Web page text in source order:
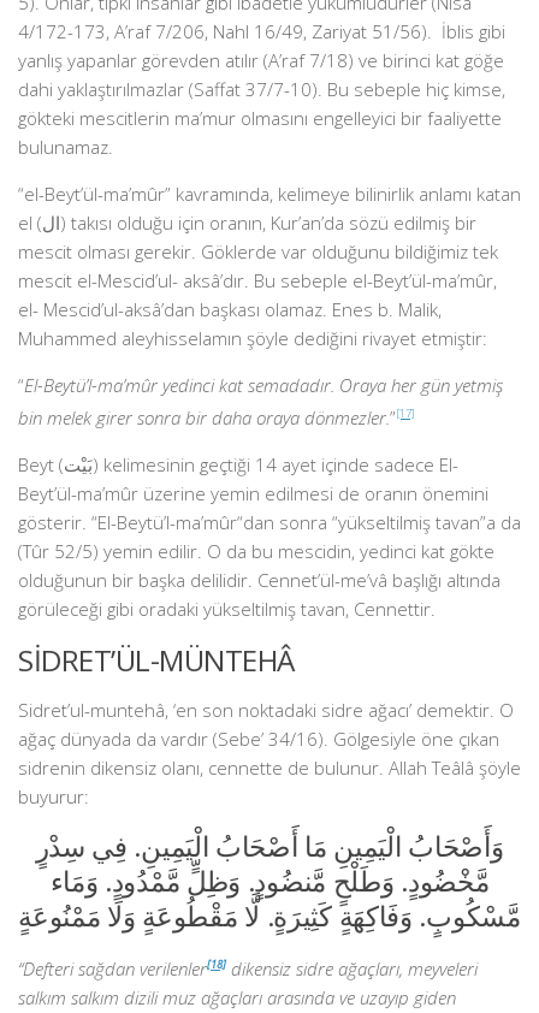
4/172-173, A’raf 7/206, Nahl 16/49, Zariyat 51/56). İblis gibi
yanlış yapanlar görevden atılır (A’raf 7/18) ve birinci kat göğe
dahi yaklaştırılmazlar (Saffat 37/7-10). Bu sebeple hiç kimse,
gökteki mescitlerin ma’mur olmasını engelleyici bir faaliyette
bulunamaz.
“el-Beyt’ül-ma’mûr” kavramında, kelimeye bilinirlik anlamı katan
el (ال) takısı olduğu için oranın, Kur’an’da sözü edilmiş bir
mescit olması gerekir. Göklerde var olduğunu bildiğimiz tek
mescit el-Mescid’ul- aksâ’dır. Bu sebeple el-Beyt’ül-ma’mûr,
el- Mescid’ul-aksâ’dan başkası olamaz. Enes b. Malik,
Muhammed aleyhisselamın şöyle dediğini rivayet etmiştir:
“El-Beytü’l-ma’mûr yedinci kat semadadır. Oraya her gün yetmiş
bin melek girer sonra bir daha oraya dönmezler.”[17]
Beyt (بَيْت) kelimesinin geçtiği 14 ayet içinde sadece El-
Beyt’ül-ma’mûr üzerine yemin edilmesi de oranın önemini
gösterir. “El-Beytü’l-ma’mûr“dan sonra “yükseltilmiş tavan”a da
(Tûr 52/5) yemin edilir. O da bu mescidin, yedinci kat gökte
olduğunun bir başka delilidir. Cennet’ül-me’vâ başlığı altında
görüleceği gibi oradaki yükseltilmiş tavan, Cennettir.
SİDRET’ÜL-MÜNTEHÂ
Sidret’ul-muntehâ, ‘en son noktadaki sidre ağacı’ demektir. O
ağaç dünyada da vardır (Sebe’ 34/16). Gölgesiyle öne çıkan
sidrenin dikensiz olanı, cennette de bulunur. Allah Teâlâ şöyle
buyurur:
وَأَصْحَابُ الْيَمِينِ مَا أَصْحَابُ الْيَمِينِ. فِي سِدْرٍ
مَّخْضُودٍ. وَطَلْحٍ مَّنضُودٍ. وَظِلٍّ مَّمْدُودٍ. وَمَاء
مَّسْكُوبٍ. وَفَاكِهَةٍ كَثِيرَةٍ. لَّا مَقْطُوعَةٍ وَلَا مَمْنُوعَةٍ
“Defteri sağdan verilenler[18] dikensiz sidre ağaçları, meyveleri
salkım salkım dizili muz ağaçları arasında ve uzayıp giden